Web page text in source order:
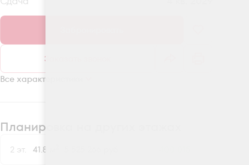
Заказать звонок
Все характеристики
Планировка на других этажах
2 эт. 41.8 м